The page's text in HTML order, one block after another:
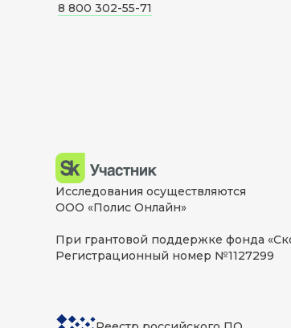
8 800 302-55-71
Исследования осуществляются
ООО «Полис Онлайн»
При грантовой поддержке фонда
Регистрационный номер №1127299